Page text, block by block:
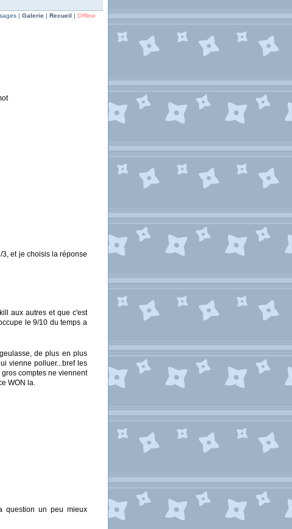
| Galerie | Recueil | Offline
et je choisis la réponse
aux autres et que c'est
le 9/10 du temps a
de plus en plus
vienne polluer...bref les
comptes ne viennent
WON la.
question un peu mieux